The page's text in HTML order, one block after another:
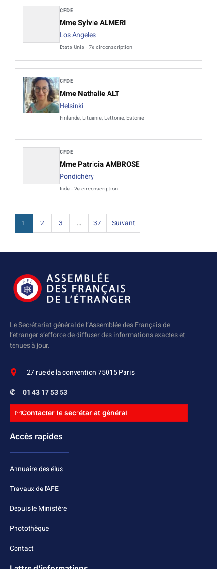
CFDE
Mme Sylvie ALMERI
Los Angeles
Etats-Unis - 7e circonscription
CFDE
Mme Nathalie ALT
Helsinki
Finlande, Lituanie, Lettonie, Estonie
CFDE
Mme Patricia AMBROSE
Pondichéry
Inde - 2e circonscription
1 2 3 … 37 Suivant
Le Secrétariat général de l’Assemblée des Français de
l’étranger s’efforce de diffuser des informations exactes et
tenues à jour.
27 rue de la convention 75015 Paris
✆ 01 43 17 53 53
Contacter le secrétariat général
Accès rapides
Annuaire des élus
Travaux de l'AFE
Depuis le Ministère
Photothèque
Contact